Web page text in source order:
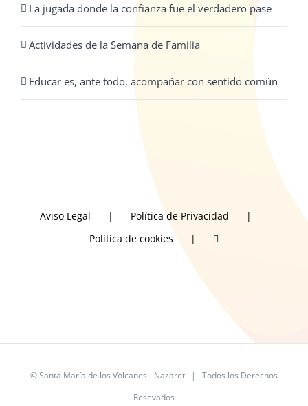
La jugada donde la confianza fue el verdadero pase
Actividades de la Semana de Familia
Educar es, ante todo, acompañar con sentido común
Aviso Legal
Política de Privacidad
Política de cookies
©Santa María de los Volcanes - Nazaret | Todos los Derechos
Resevados